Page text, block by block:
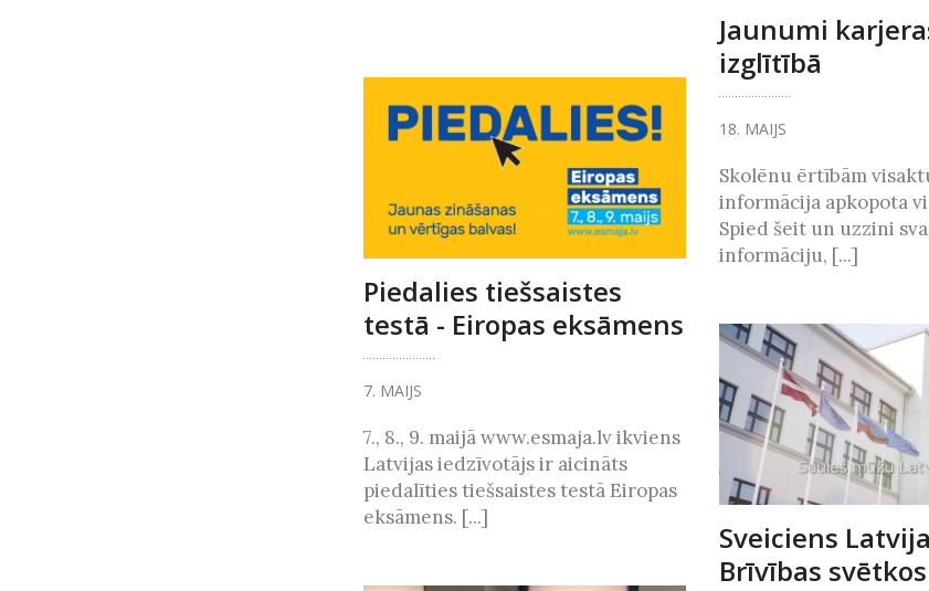
Jaunumi
izglītībā
18. MAIJS
Skolēnu ērtībām
informācija apkopota
Spied šeit un uzzini
informāciju, [...]
Piedalies tiešsaistes
testā - Eiropas eksāmens
7. MAIJS
7., 8., 9. maijā www.esmaja.lv ikviens
Latvijas iedzīvotājs ir aicināts
piedalīties tiešsaistes testā Eiropas
eksāmens. [...]
Sveiciens
Brīvības